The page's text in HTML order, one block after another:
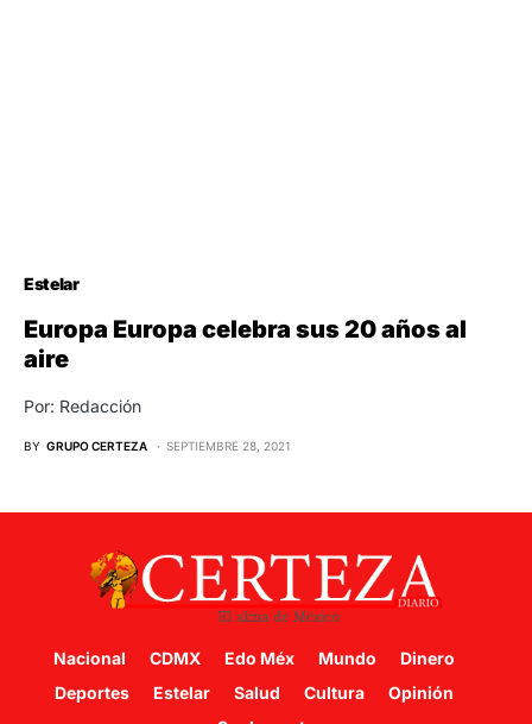
Estelar
Europa Europa celebra sus 20 años al
aire
Por: Redacción
BY GRUPO CERTEZA SEPTIEMBRE 28, 2021
Nacional CDMX Edo Méx Mundo
Dinero
Deportes
Estelar Salud Cultura
Opinión